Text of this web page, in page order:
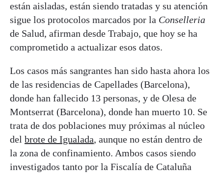
están aisladas, están siendo tratadas y su atención
sigue los protocolos marcados por la Conselleria
de Salud, afirman desde Trabajo, que hoy se ha
comprometido a actualizar esos datos.
Los casos más sangrantes han sido hasta ahora los
de las residencias de Capellades (Barcelona),
donde han fallecido 13 personas, y de Olesa de
Montserrat (Barcelona), donde han muerto 10. Se
trata de dos poblaciones muy próximas al núcleo
del brote de Igualada, aunque no están dentro de
la zona de confinamiento. Ambos casos siendo
investigados tanto por la Fiscalía de Cataluña